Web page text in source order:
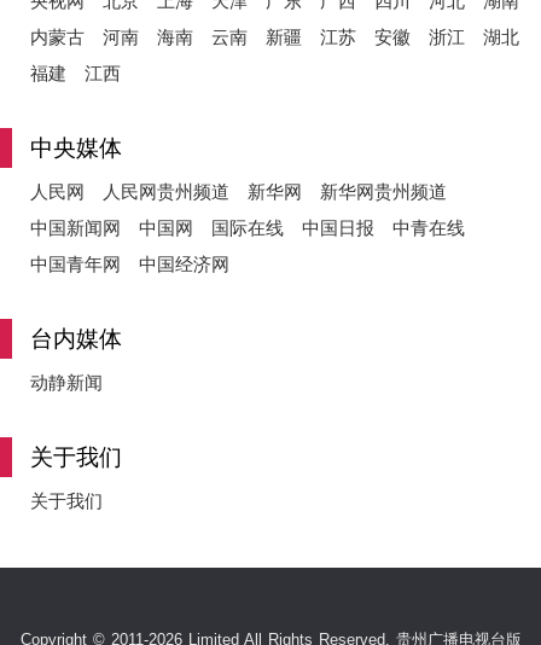
内蒙古
河南 海南 云南 新疆 江苏 安徽 浙江
湖北
福建
江西
中央媒体
人民网 人民网贵州频道 新华网
新华网贵州频道
中国新闻网
中国网 国际在线 中国日报
中青在线
中国青年网
中国经济网
台内媒体
动静新闻
关于我们
关于我们
Copyright © 2011-2026 Limited All Rights Reserved. 贵州广播电视台版